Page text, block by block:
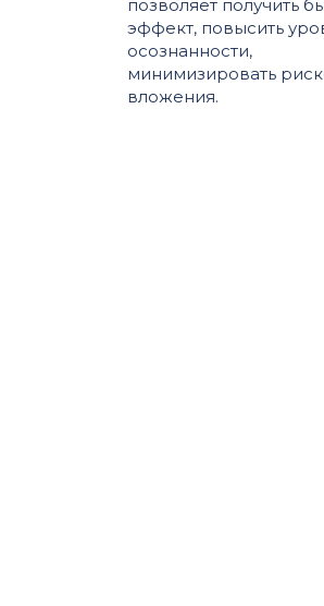
позволяет получить
эффект, повысить
осознанности,
минимизировать
вложения.